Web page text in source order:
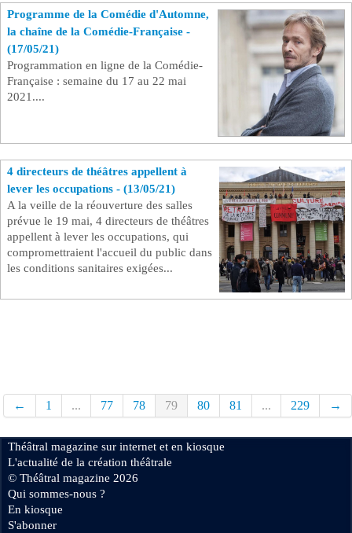
Programme de la Comédie d'Automne,
la chaîne de la Comédie-Française -
(17/05/21)
Programmation en ligne de la Comédie-
Française : semaine du 17 au 22 mai
2021....
4 directeurs de théâtres appellent à
lever les occupations - (13/05/21)
A la veille de la réouverture des salles
prévue le 19 mai, 4 directeurs de théâtres
appellent à lever les occupations, qui
compromettraient l'accueil du public dans
les conditions sanitaires exigées...
← 1 ... 77 78 79 80 81 ... 229 →
Théâtral magazine sur internet et en kiosque
L'actualité de la création théâtrale
© Théâtral magazine 2026
Qui sommes-nous ?
En kiosque
S'abonner